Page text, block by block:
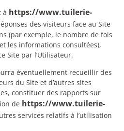
à https://www.tuilerie-
des visiteurs face au Site
(par exemple, le nombre de fois
les informations consultées),
Site par l’Utilisateur.
éventuellement recueillir des
du Site et d’autres sites
constituer des rapports sur
de https://www.tuilerie-
services relatifs à l’utilisation